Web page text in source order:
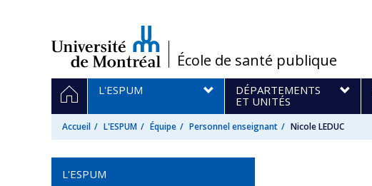
/École de santé publique
Navigation
principale
ACCUEIL
L'ESPUM
DÉPARTEMENTS
ET UNITÉS
Accueil L'ESPUM Équipe Personnel enseignant Nicole LEDUC
L'ESPUM